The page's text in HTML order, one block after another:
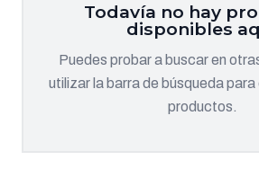
Todavía no hay
disponibles
Puedes probar a buscar en
utilizar la barra de búsqueda
productos.